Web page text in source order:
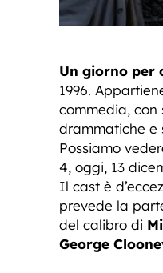
Un giorno per
1996.
commedia, con
drammatiche e
Possiamo
4, oggi, 13
Il cast è
prevede la
del calibro di
George